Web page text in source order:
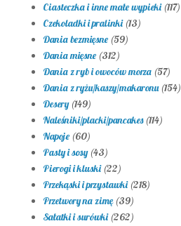
Ciasteczka i inne małe wypieki (117)
Czekoladki i pralinki (13)
Dania bezmięsne (59)
Dania mięsne (312)
Dania z ryb i owoców morza (57)
Dania z ryżu/kaszy/makaronu (154)
Desery (149)
Naleśniki/placki/pancakes (114)
Napoje (60)
Pasty i sosy (43)
Pierogi i kluski (22)
Przekąski i przystawki (218)
Przetwory na zimę (39)
Sałatki i surówki (262)